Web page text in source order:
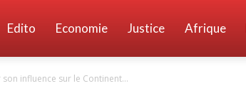
Edito Economie Justice Afrique
son influence sur le Continent...